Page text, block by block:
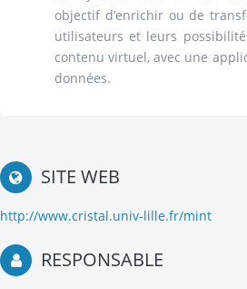
objectif d’enrichir ou de
utilisateurs et leurs
contenu virtuel, avec une
données.
SITE WEB
http://www.cristal.univ-lille.fr/mint
RESPONSABLE